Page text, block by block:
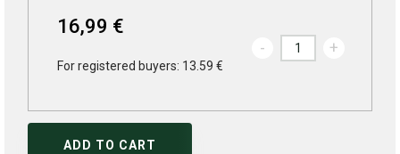
16,99 €
For registered buyers: 13.59 €
- +
ADD TO CART